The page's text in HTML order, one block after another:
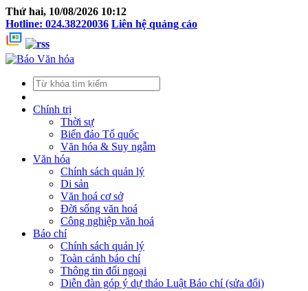
Thứ hai, 10/08/2026 10:12
Hotline: 024.38220036 Liên hệ quảng cáo
Chính trị
Thời sự
Biển đảo Tổ quốc
Văn hóa & Suy ngẫm
Văn hóa
Chính sách quản lý
Di sản
Văn hoá cơ sở
Đời sống văn hoá
Công nghiệp văn hoá
Báo chí
Chính sách quản lý
Toàn cảnh báo chí
Thông tin đối ngoại
Diễn đàn góp ý dự thảo Luật Báo chí (sửa đổi)